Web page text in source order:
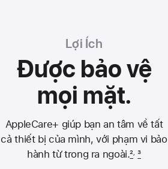
Lợi Ích
Được bảo vệ
mọi mặt.
AppleCare+ giúp bạn an tâm về tất
cả thiết bị của mình, với phạm vi bảo
hành từ trong ra ngoài.2 3